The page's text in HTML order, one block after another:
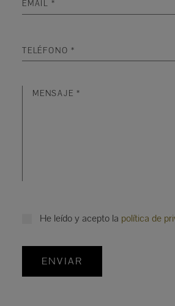
He leído y acepto la política de
ENVIAR